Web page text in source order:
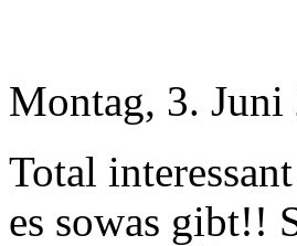
Montag, 3.
Total
es sowas gibt!!